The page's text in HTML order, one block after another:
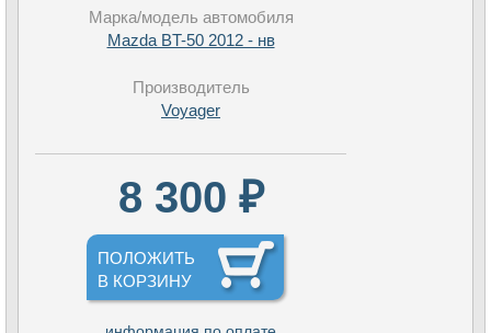
Марка/модель автомобиля
Mazda BT-50 2012 - нв
Производитель
Voyager
8 300 ₽
ПОЛОЖИТЬ
В КОРЗИНУ